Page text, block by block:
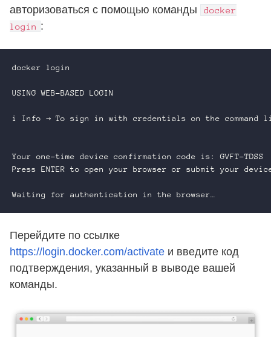
авторизоваться с помощью команды
docker
login :
docker login
USING WEB-BASED LOGIN
i Info → To sign in with credentials on the command
Your one-time device confirmation code is: GVFT-TDSS
Press ENTER to open your browser or submit your
Перейдите по ссылке
https://login.docker.com/activate и введите код
подтверждения, указанный в выводе вашей
команды.